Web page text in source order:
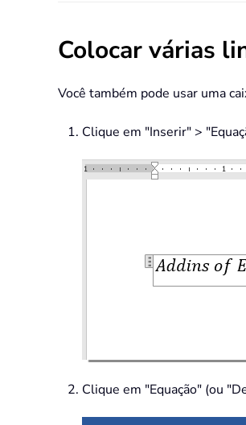
Colocar várias
Você também pode usar uma
Clique em "Inserir" >
Clique em "Equação" (ou